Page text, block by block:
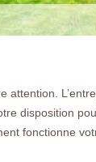
disposition
fonctionne